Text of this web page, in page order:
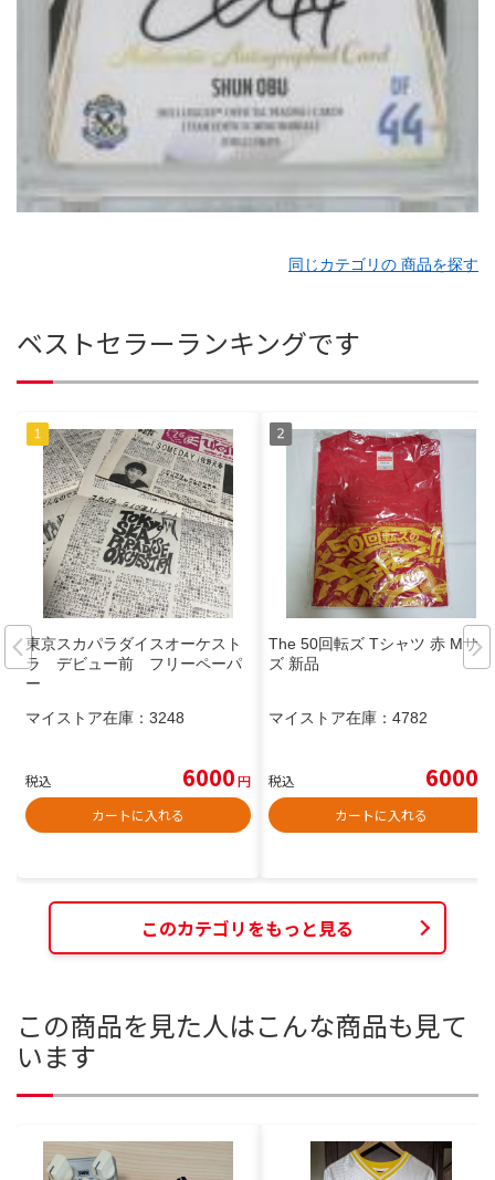
同じカテゴリの 商品を探す
ベストセラーランキングです
東京スカパラダイスオーケスト
ラ デビュー前 フリーペーパ
ー
マイストア在庫： 3248
税込 6000円
カートに入れる
The 50回転ズ Tシャツ 赤 Mサイ
ズ 新品
マイストア在庫： 4782
税込 6000
カートに入れる
このカテゴリをもっと見る
この商品を見た人はこんな商品も見て
います